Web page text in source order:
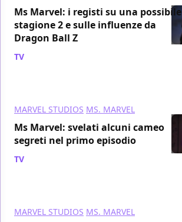
Ms Marvel: i registi su una possibile
stagione 2 e sulle influenze da
Dragon Ball Z
TV
MARVEL STUDIOS MS. MARVEL
Ms Marvel: svelati alcuni cameo
segreti nel primo episodio
TV
MARVEL STUDIOS MS. MARVEL